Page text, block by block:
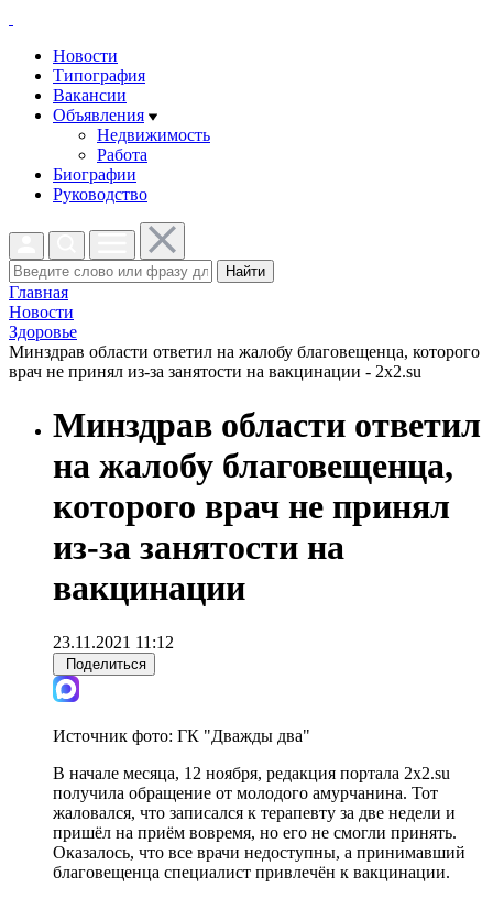
Новости
Типография
Вакансии
Объявления
Недвижимость
Работа
Биографии
Руководство
Найти
Главная
Новости
Здоровье
Минздрав области ответил на жалобу благовещенца, которого
врач не принял из-за занятости на вакцинации - 2x2.su
Минздрав области ответил
на жалобу благовещенца,
которого врач не принял
из-за занятости на
вакцинации
23.11.2021 11:12
Поделиться
Источник фото: ГК "Дважды два"
В начале месяца, 12 ноября, редакция портала 2x2.su
получила обращение от молодого амурчанина. Тот
жаловался, что записался к терапевту за две недели и
пришёл на приём вовремя, но его не смогли принять.
Оказалось, что все врачи недоступны, а принимавший
благовещенца специалист привлечён к вакцинации.